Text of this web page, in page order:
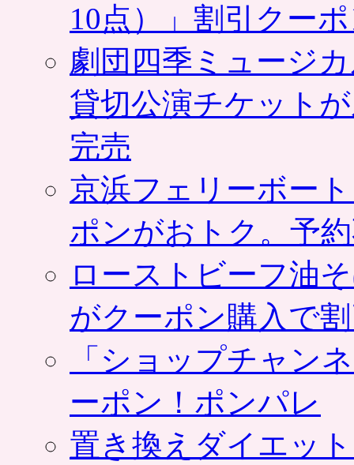
10点）」割引クー
劇団四季ミュージ
貸切公演チケット
完売
京浜フェリーボー
ポンがおトク。予
ローストビーフ油
がクーポン購入で
「ショップチャン
ーポン！ポンパレ
置き換えダイエッ